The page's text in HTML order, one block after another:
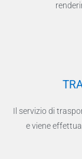
Il servizio di
e viene